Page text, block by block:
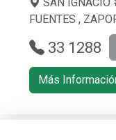
FUENTES ,
33 1288
5304
Más